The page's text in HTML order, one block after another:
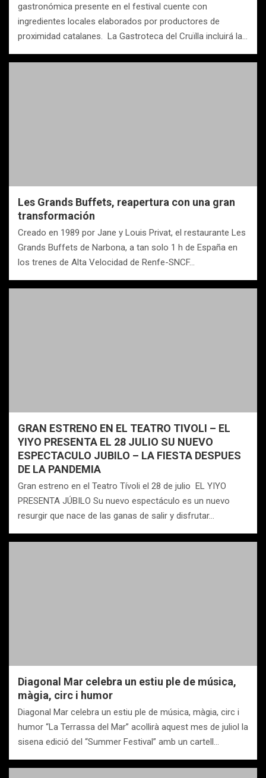
gastronómica presente en el festival cuente con
ingredientes locales elaborados por productores de
proximidad catalanes. La Gastroteca del Cruïlla incluirá la…
Les Grands Buffets, reapertura con una gran
transformación
Creado en 1989 por Jane y Louis Privat, el restaurante Les
Grands Buffets de Narbona, a tan solo 1 h de España en
los trenes de Alta Velocidad de Renfe-SNCF…
GRAN ESTRENO EN EL TEATRO TIVOLI – EL
YIYO PRESENTA EL 28 JULIO SU NUEVO
ESPECTACULO JUBILO – LA FIESTA DESPUES
DE LA PANDEMIA
Gran estreno en el Teatro Tívoli el 28 de julio EL YIYO
PRESENTA JÚBILO Su nuevo espectáculo es un nuevo
resurgir que nace de las ganas de salir y disfrutar…
Diagonal Mar celebra un estiu ple de música,
màgia, circ i humor
Diagonal Mar celebra un estiu ple de música, màgia, circ i
humor “La Terrassa del Mar” acollirà aquest mes de juliol la
sisena edició del “Summer Festival” amb un cartell…